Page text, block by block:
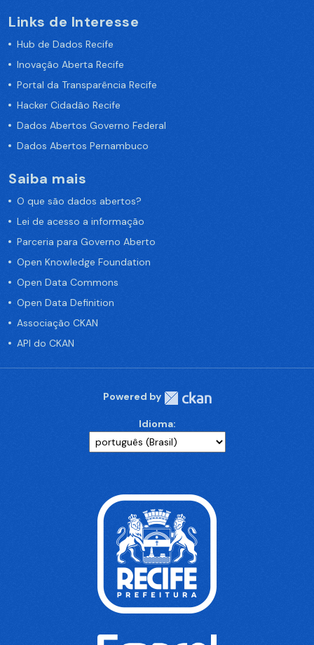
Links de Interesse
Hub de Dados Recife
Inovação Aberta Recife
Portal da Transparência Recife
Hacker Cidadão Recife
Dados Abertos Governo Federal
Dados Abertos Pernambuco
Saiba mais
O que são dados abertos?
Lei de acesso a informação
Parceria para Governo Aberto
Open Knowledge Foundation
Open Data Commons
Open Data Definition
Associação CKAN
API do CKAN
Powered by
Idioma